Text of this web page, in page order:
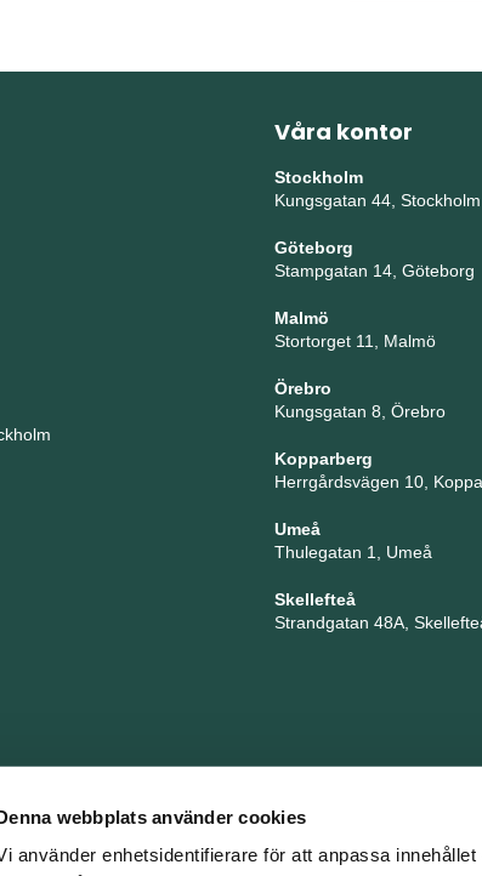
webbplats använder cookies
använder enhetsidentifierare för att anpassa
Våra kontor
Stockholm
Kungsgatan 44, Stockholm
Göteborg
Stampgatan 14, Göteborg
Malmö
Stortorget 11, Malmö
Örebro
Kungsgatan 8, Örebro
Kopparberg
Herrgårdsvägen 10,
Umeå
Thulegatan 1, Umeå
Skellefteå
Strandgatan 48A,